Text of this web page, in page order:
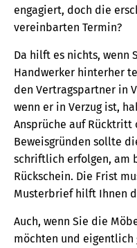
engagiert, doch die
vereinbarten Termin?
Da hilft es nichts, wenn
Handwerker hinterher
den Vertragspartner in
wenn er in Verzug ist,
Ansprüche auf Rücktritt
Beweisgründen sollte
schriftlich erfolgen, am
Rückschein. Die Frist
Musterbrief hilft Ihnen
Auch, wenn Sie die
möchten und